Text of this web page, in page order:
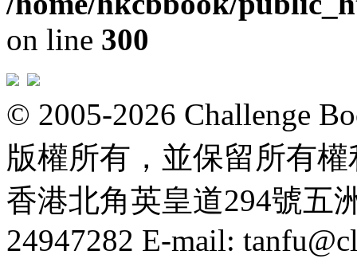
on line 300
© 2005-2026 Challenge
版權所有，並保留所有權
香港北角英皇道294號五
24947282 E-mail: